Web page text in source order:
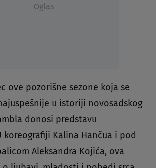
Oglas
ove pozorišne sezone koja se
u istoriji novosadskog
donosi predstavu
koreografiji Kalina Hančua i pod
Aleksandra Kojića, ova